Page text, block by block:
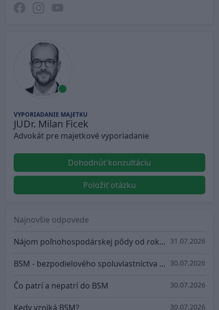
VYPORIADANIE MAJETKU
JUDr. Milan Ficek
Advokát pre majetkové vyporiadanie
Dohodnúť konzultáciu
Položiť otázku
Najnovšie odpovede
Nájom poľnohospodárskej pôdy od roku 2026 31.07.2026
BSM - bezpodielového spoluvlastníctva manželov 30.07.2026
Čo patrí a nepatrí do BSM 30.07.2026
Kedy vzniká BSM? 30.07.2026